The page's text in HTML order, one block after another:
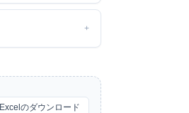
+
Excelのダウンロード